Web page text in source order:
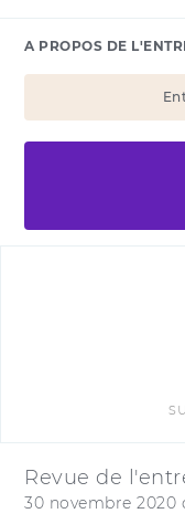
A PROPOS DE
Revue de
30 novembre 2020